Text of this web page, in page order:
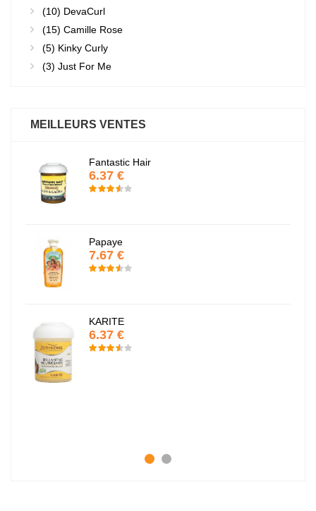
(10) DevaCurl
(15) Camille Rose
(5) Kinky Curly
(3) Just For Me
MEILLEURS VENTES
Fantastic Hair
6.37 €
Papaye
7.67 €
KARITE
6.37 €